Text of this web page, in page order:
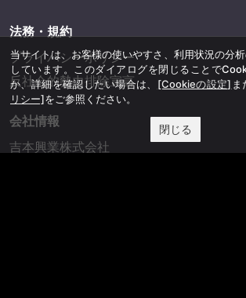
法務・規約
プライバシーポリシー
反社会的勢力排除宣言
会社情報
吉本興業株式会社
当サイトは、お客様の使いやすさ、利用状況の分
しています。このダイアログを閉じることで
か、詳細を確認したい場合は、 [Cookieの設定] ま
リシー]をご参照ください。
閉じる